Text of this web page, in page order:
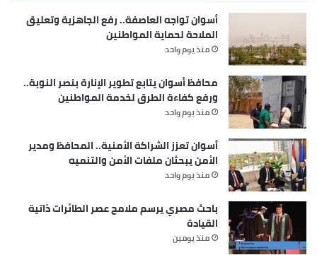
أسوان تواجه العاصفة.. رفع الجاهزية وتعليق
الملاحة لحماية المواطنين
منذ يوم واحد
محافظ أسوان يتابع تطوير الإنارة بنصر النوبة..
ورفع كفاءة الطرق لخدمة المواطنين
منذ يوم واحد
أسوان تعزز الشراكة الأمنية.. المحافظ ومدير
الأمن يبحثان ملفات الأمن والتنميه
منذ يوم واحد
باحث مصري يرسم ملامح عصر الطائرات ذاتية
القيادة
منذ يومين